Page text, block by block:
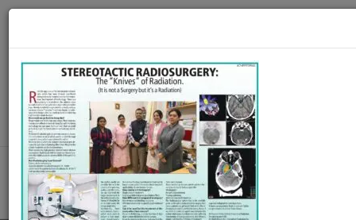
Call Us : 8420345509 / 9432922741
MAKE APPOINMENT